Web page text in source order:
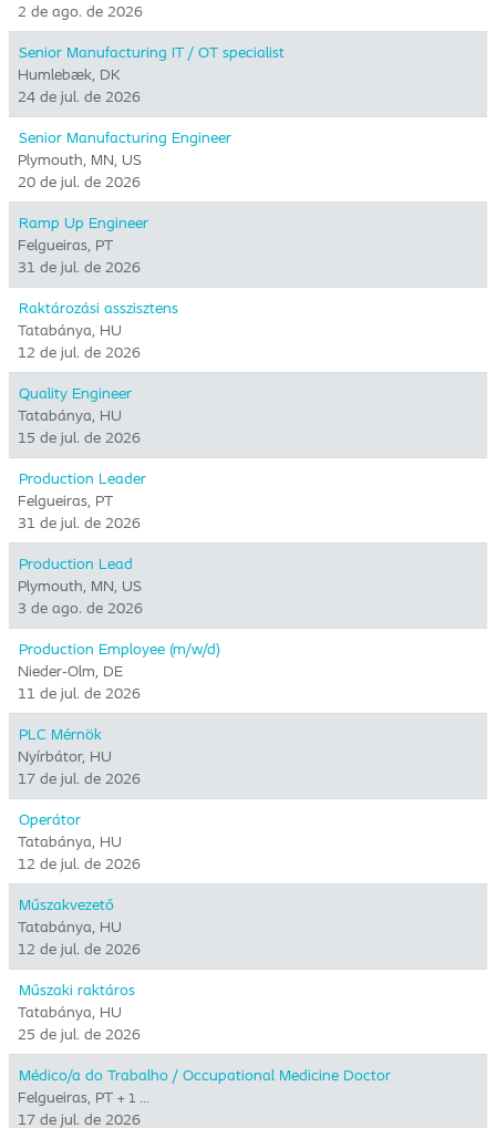
2 de ago. de 2026
Senior Manufacturing IT / OT specialist
Humlebæk, DK
24 de jul. de 2026
Senior Manufacturing Engineer
Plymouth, MN, US
20 de jul. de 2026
Ramp Up Engineer
Felgueiras, PT
31 de jul. de 2026
Raktározási asszisztens
Tatabánya, HU
12 de jul. de 2026
Quality Engineer
Tatabánya, HU
15 de jul. de 2026
Production Leader
Felgueiras, PT
31 de jul. de 2026
Production Lead
Plymouth, MN, US
3 de ago. de 2026
Production Employee (m/w/d)
Nieder-Olm, DE
11 de jul. de 2026
PLC Mérnök
Nyírbátor, HU
17 de jul. de 2026
Operátor
Tatabánya, HU
12 de jul. de 2026
Műszakvezető
Tatabánya, HU
12 de jul. de 2026
Műszaki raktáros
Tatabánya, HU
25 de jul. de 2026
Médico/a do Trabalho / Occupational Medicine Doctor
Felgueiras, PT + 1 …
17 de jul. de 2026